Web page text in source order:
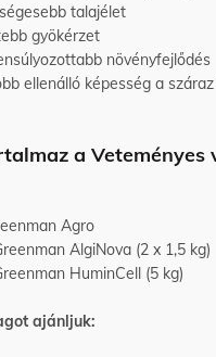
talajélet
gyökérzet
növényfejlődés
ellenálló képesség a
a Veteményes
Agro
AlgiNova (2 x 1,5 kg)
HuminCell (5 kg)
ajánljuk: